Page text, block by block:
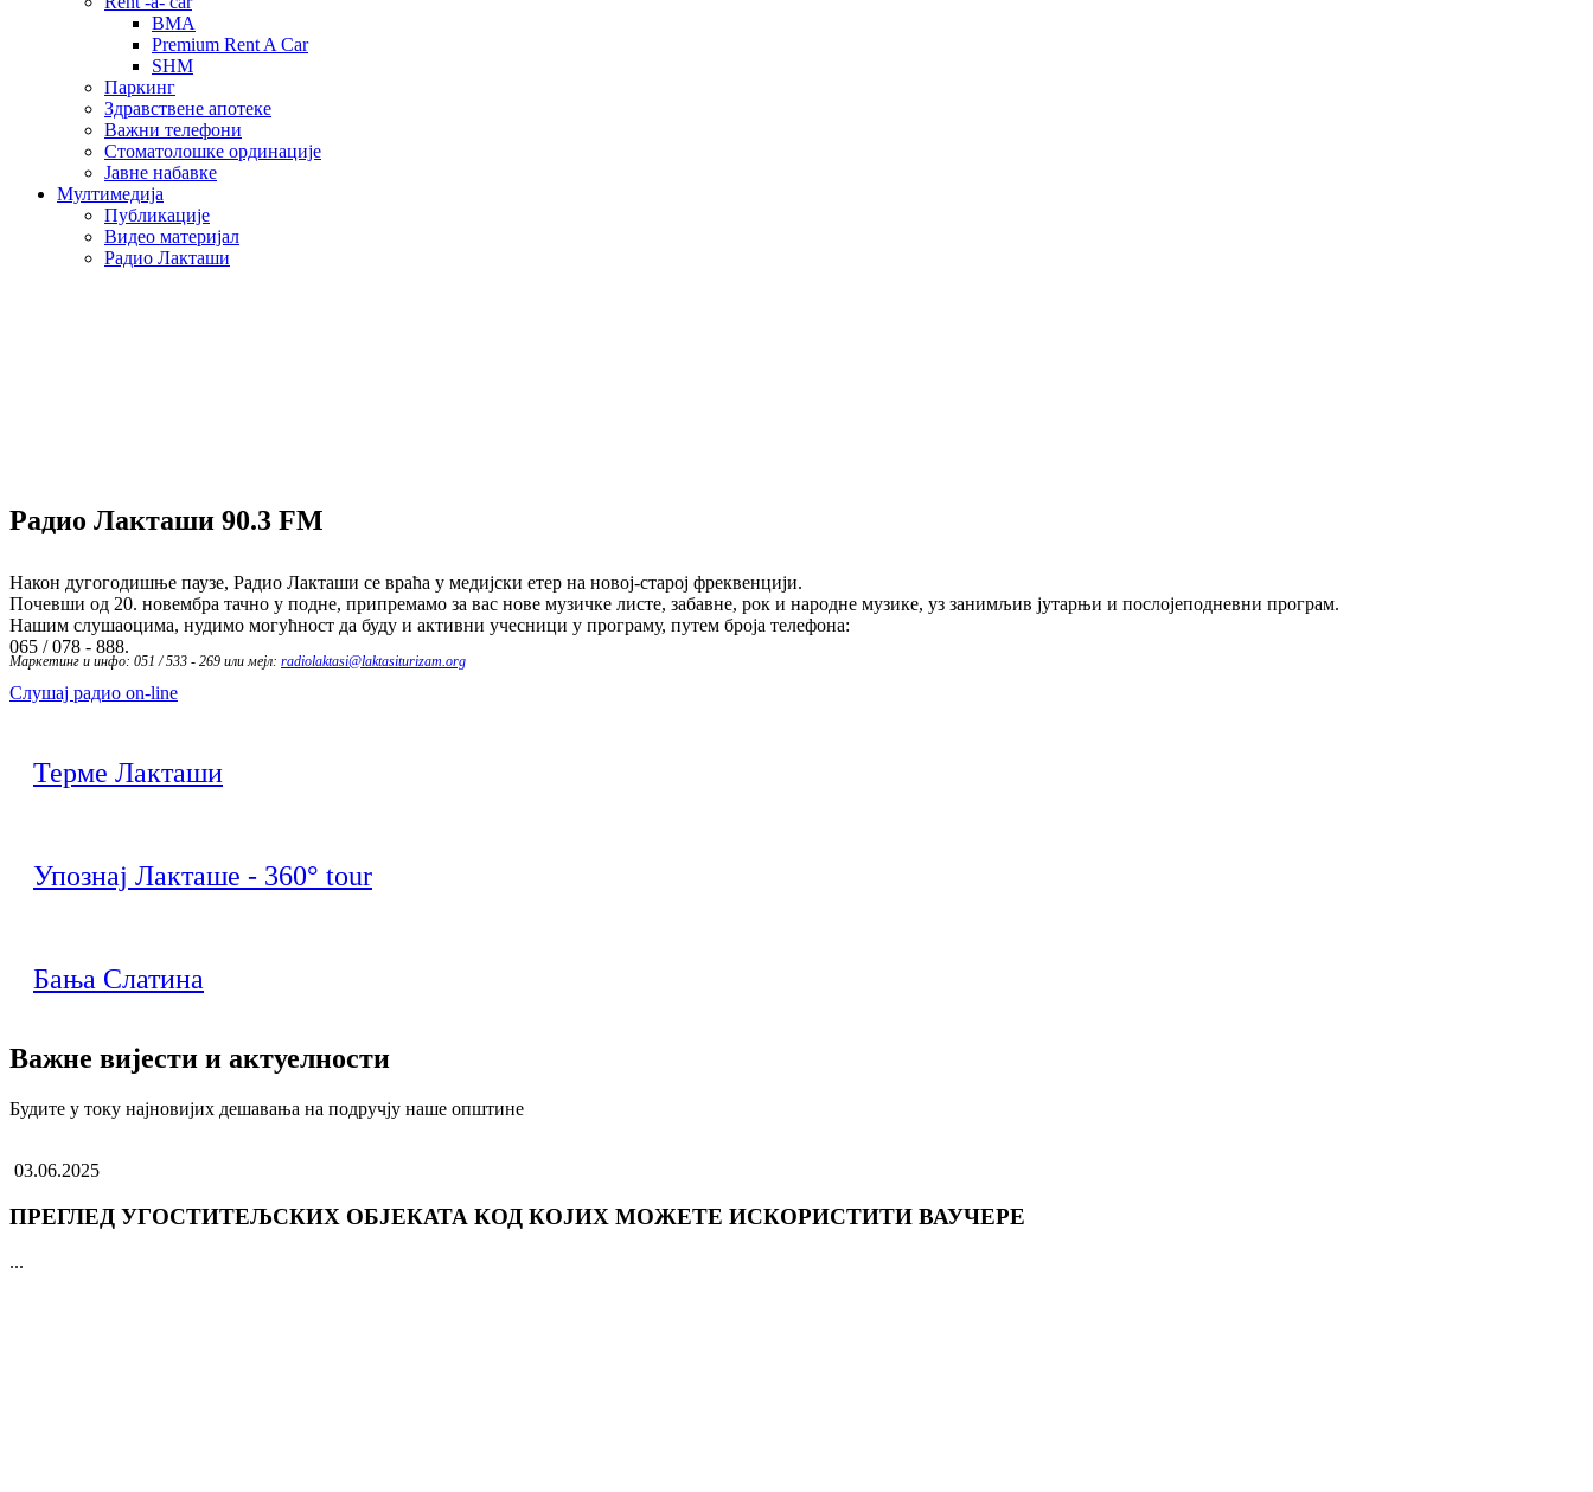
BMA
Premium Rent A Car
SHM
Паркинг
Здравствене апотеке
Важни телефони
Стоматолошке ординације
Јавне набавке
Мултимедија
Публикације
Видео материјал
Радио Лакташи
Радио Лакташи 90.3 FM
Након дугогодишње паузе, Радио Лакташи се враћа у медијски етер на новој-старој фреквенцији.
Почевши од 20. новембра тачно у подне, припремамо за вас нове музичке листе, забавне, рок и народне музике, уз занимљив јутарњи и послојеподневни програм.
Нашим слушаоцима, нудимо могућност да буду и активни учесници у програму, путем броја телефона:
065 / 078 - 888.
Маркетинг и инфо: 051 / 533 - 269 или мејл: radiolaktasi@laktasiturizam.org
Слушај радио on-line
Терме Лакташи
Упознај Лакташе - 360° tour
Бања Слатина
Важне вијести и актуелности
Будите у току најновијих дешавања на подручју наше општине
03.06.2025
ПРЕГЛЕД УГОСТИТЕЉСКИХ ОБЈЕКАТА КОД КОЈИХ МОЖЕТЕ ИСКОРИСТИТИ ВАУЧЕРЕ
...